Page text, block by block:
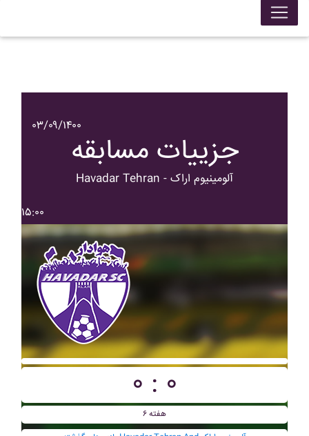
۰۳/۰۹/۱۴۰۰
جزییات مسابقه
Havadar Tehran - آلومينيوم اراک
۱۵:۰۰
۰ : ۰
هفته ۶